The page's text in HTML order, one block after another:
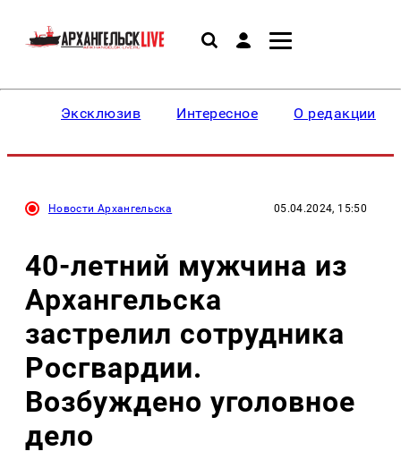
Эксклюзив Интересное О редакции
Новости Архангельска 05.04.2024, 15:50
40-летний мужчина из
Архангельска
застрелил сотрудника
Росгвардии.
Возбуждено уголовное
дело